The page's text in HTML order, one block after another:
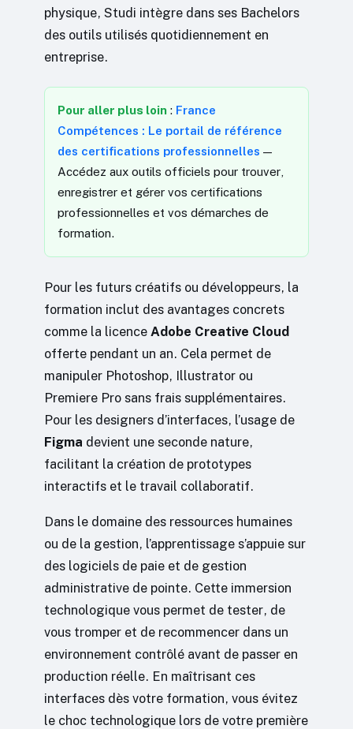
physique, Studi intègre dans ses Bachelors
des outils utilisés quotidiennement en
entreprise.
Pour aller plus loin : France
Compétences : Le portail de référence
des certifications professionnelles —
Accédez aux outils officiels pour trouver,
enregistrer et gérer vos certifications
professionnelles et vos démarches de
formation.
Pour les futurs créatifs ou développeurs, la
formation inclut des avantages concrets
comme la licence Adobe Creative Cloud
offerte pendant un an. Cela permet de
manipuler Photoshop, Illustrator ou
Premiere Pro sans frais supplémentaires.
Pour les designers d’interfaces, l’usage de
Figma devient une seconde nature,
facilitant la création de prototypes
interactifs et le travail collaboratif.
Dans le domaine des ressources humaines
ou de la gestion, l’apprentissage s’appuie sur
des logiciels de paie et de gestion
administrative de pointe. Cette immersion
technologique vous permet de tester, de
vous tromper et de recommencer dans un
environnement contrôlé avant de passer en
production réelle. En maîtrisant ces
interfaces dès votre formation, vous évitez
le choc technologique lors de votre première